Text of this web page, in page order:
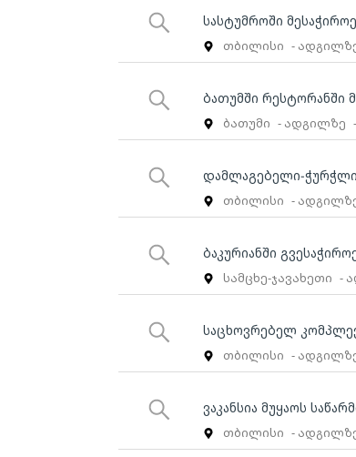
სასტუმროში
თბილისი -
ბათუმში რესტორანში
ბათუმი - ადგილზე
დამლაგებელი-
თბილისი -
ბაკურიანში
სამცხე-ჯავახეთი -
საცხოვრებელ
თბილისი -
ვაკანსია მუყაოს
თბილისი -